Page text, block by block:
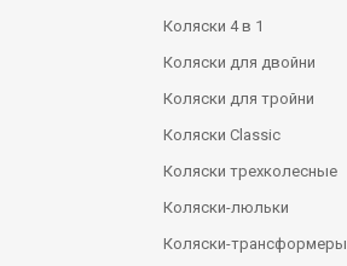
Коляски 4 в 1
Коляски для двойни
Коляски для тройни
Коляски Сlassic
Коляски трехколесные
Коляски-люльки
Коляски-трансформеры